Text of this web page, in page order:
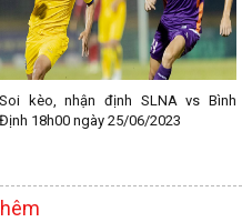
Soi kèo, nhận định SLNA vs Bình
Định 18h00 ngày 25/06/2023